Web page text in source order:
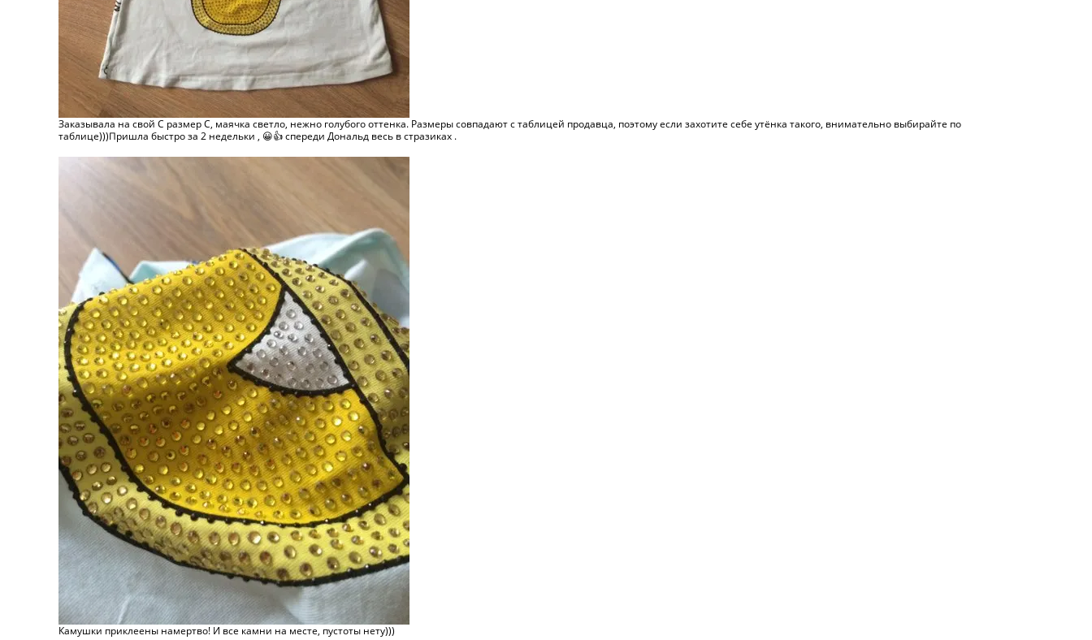
Заказывала на свой С размер С, маячка светло, нежно голубого оттенка. Размеры совпадают с таблицей продавца, поэтому если захотите себе утёнка такого, внимательно выбирайте по
таблице)))Пришла быстро за 2 недельки , 😀👍 спереди Дональд весь в стразиках .
Камушки приклеены намертво! И все камни на месте, пустоты нету)))